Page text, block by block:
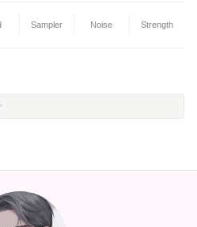
Sampler Noise Strength